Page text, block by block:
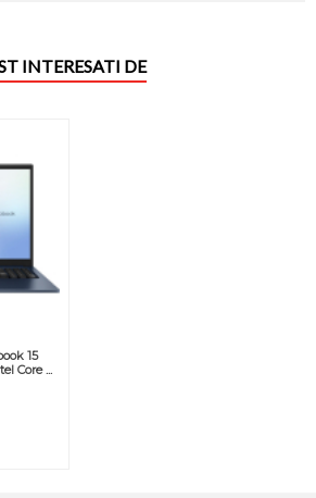
INTERESATI DE
15
Core ...